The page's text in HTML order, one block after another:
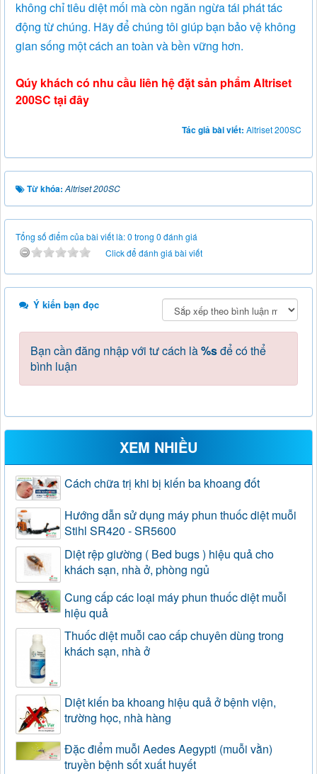
không chỉ tiêu diệt mối mà còn ngăn ngừa tái phát tác
động từ chúng. Hãy để chúng tôi giúp bạn bảo vệ không
gian sống một cách an toàn và bền vững hơn.
Qúy khách có nhu cầu liên hệ đặt sản phẩmAltriset
200SC tại đây
Tác giả bài viết: Altriset 200SC
Từ khóa:Altriset 200SC
Tổng số điểm của bài viết là: 0 trong 0 đánh giá
Click để đánh giá bài viết
Ý kiến bạn đọc
Bạn cần đăng nhập với tư cách là%sđể có thể
bình luận
XEM NHIỀU
Cách chữa trị khi bị kiến ba khoang đốt
Hướng dẫn sử dụng máy phun thuốc diệt muỗi
Stihl SR420 - SR5600
Diệt rệp giường ( Bed bugs ) hiệu quả cho
khách sạn, nhà ở, phòng ngủ
Cung cấp các loại máy phun thuốc diệt muỗi
hiệu quả
Thuốc diệt muỗi cao cấp chuyên dùng trong
khách sạn, nhà ở
Diệt kiến ba khoang hiệu quả ở bệnh viện,
trường học, nhà hàng
Đặc điểm muỗi Aedes Aegypti (muỗi vằn)
truyền bệnh sốt xuất huyết